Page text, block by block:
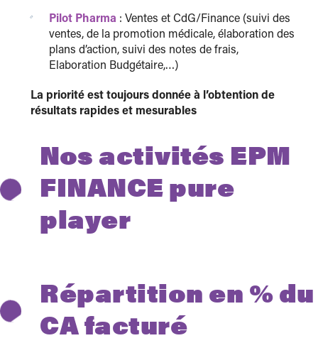
Pilot Pharma : Ventes et CdG/Finance (suivi des
ventes, de la promotion médicale, élaboration des
plans d’action, suivi des notes de frais,
Elaboration Budgétaire,…)
La priorité est toujours donnée à l’obtention de
résultats rapides et mesurables
Nos activités EPM
FINANCE pure
player
Répartition en % du
CA facturé